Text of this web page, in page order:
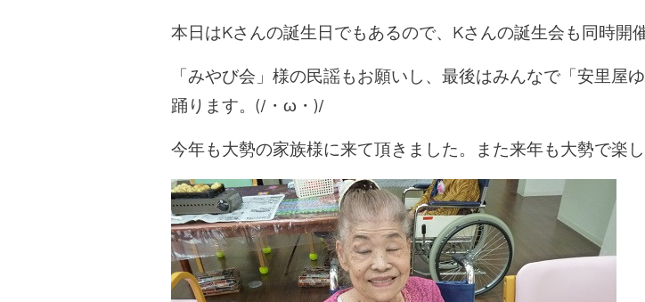
本日はKさんの誕生日でもあるので、Kさんの誕生会も同時開
「みやび会」様の民謡もお願いし、最後はみんなで「安里屋
踊ります。(/・ω・)/
今年も大勢の家族様に来て頂きました。また来年も大勢で楽